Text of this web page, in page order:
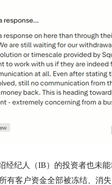
经纪人（IB）的投资者也未
有客户资金全部被冻结、消